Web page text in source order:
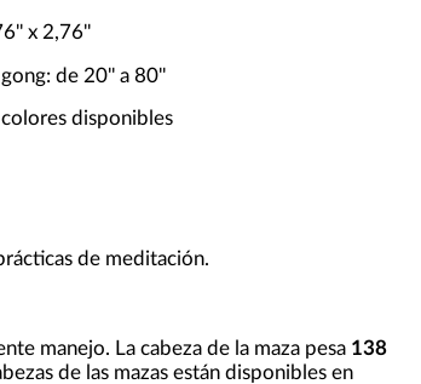
x 2,76''
de 20'' a 80''
disponibles
de meditación.
manejo. La cabeza de la maza pesa 138
de las mazas están disponibles en